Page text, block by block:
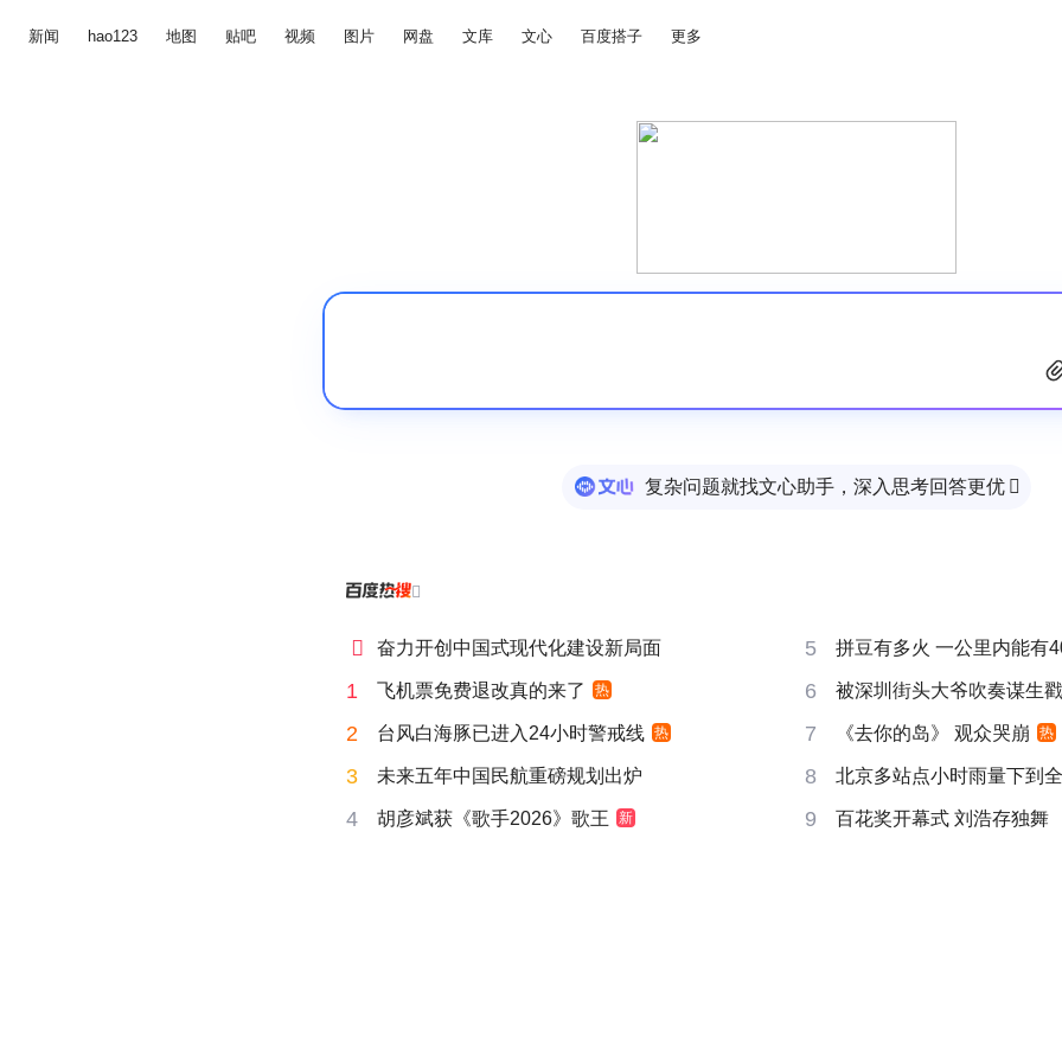
新闻 hao123 地图 贴吧 视频 图片 网盘 文库 文心 百度搭子 更多
复杂问题就找文心助手，深入思考回答更优 

 奋力开创中国式现代化建设新局面 5 拼豆有多火 一公里内能有
1 飞机票免费退改真的来了 热 6 被深圳街头大爷吹奏谋生
2 台风白海豚已进入24小时警戒线 热 7 《去你的岛》 观众哭崩 热
3 未来五年中国民航重磅规划出炉 8 北京多站点小时雨量下到
4 胡彦斌获《歌手2026》歌王 新 9 百花奖开幕式 刘浩存独舞